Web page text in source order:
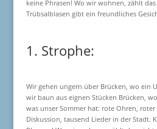
keine Phrasen! Wo wir wohnen, zählt
Trübsalblasen gibt ein freundliches
1. Strophe:
Wir gehen ungern über Brücken, wo ein
wir baun aus eignen Stücken Brücken,
was unser Sommer hat: rote Ohren,
Diskussion, tausend Lieder in der Stadt.